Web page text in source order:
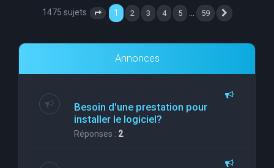
1475 sujets Page 1 sur 59
1 2 3 4 5 59
Annonces
Besoin d'une prestation pour
installer le logiciel?
Réponses : 2